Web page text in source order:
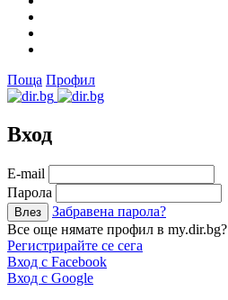
Поща Профил
Вход
Е-mail
Парола
Забравена парола?
Все още нямате профил в my.dir.bg?
Регистрирайте се сега
Вход с Facebook
Вход с Google